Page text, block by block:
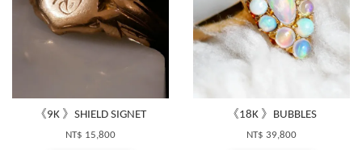
《9K 》SHIELD SIGNET
NT$ 15,800
《18K 》BUBBLES
NT$ 39,800